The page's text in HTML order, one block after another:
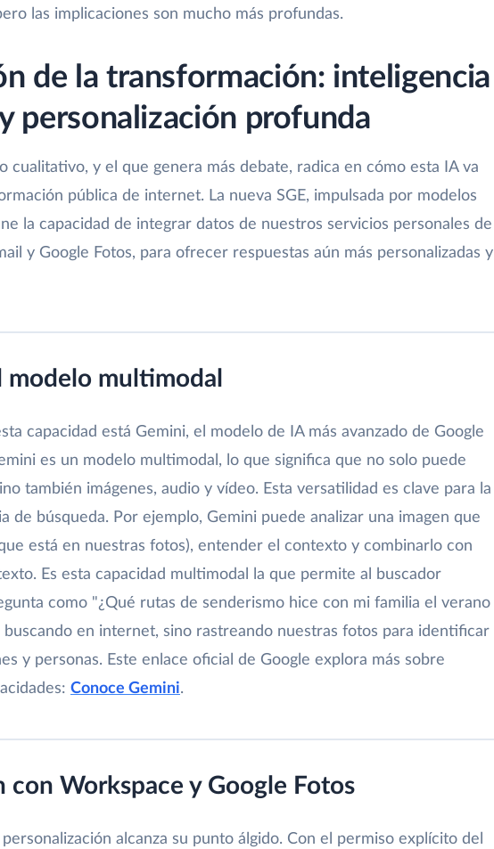
las implicaciones son mucho más profundas.
de la transformación: inteligencia
personalización profunda
cualitativo, y el que genera más debate, radica en cómo esta IA va
pública de internet. La nueva SGE, impulsada por modelos
la capacidad de integrar datos de nuestros servicios personales de
y Google Fotos, para ofrecer respuestas aún más personalizadas y
modelo multimodal
capacidad está Gemini, el modelo de IA más avanzado de Google
es un modelo multimodal, lo que significa que no solo puede
también imágenes, audio y vídeo. Esta versatilidad es clave para la
de búsqueda. Por ejemplo, Gemini puede analizar una imagen que
está en nuestras fotos), entender el contexto y combinarlo con
Es esta capacidad multimodal la que permite al buscador
como "¿Qué rutas de senderismo hice con mi familia el verano
buscando en internet, sino rastreando nuestras fotos para identificar
y personas. Este enlace oficial de Google explora más sobre
Conoce Gemini.
con Workspace y Google Fotos
alcanza su punto álgido. Con el permiso explícito del